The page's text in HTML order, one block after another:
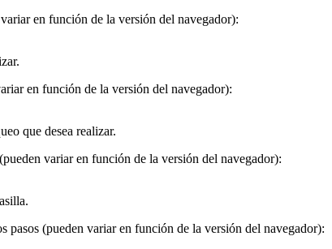
en función de la versión del navegador):
en función de la versión del navegador):
que desea realizar.
variar en función de la versión del navegador):
pasos (pueden variar en función de la versión del navegador):